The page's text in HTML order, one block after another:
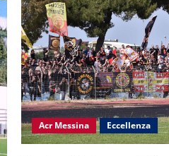
Acr Messina Eccellenza